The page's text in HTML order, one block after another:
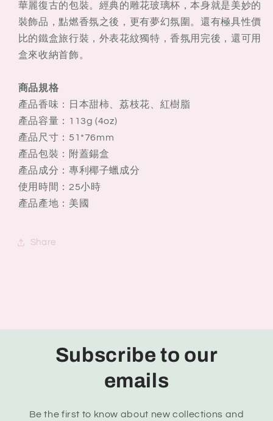
華麗復古的包裝。經典的雕花玻璃杯，本身就是美妙的
裝飾品，點燃香氛之後，更有夢幻氛圍。還有極具性價
比的鐵盒旅行裝，外表花紋獨特，香氛用完後，還可用
盒來收納首飾。
商品規格
產品香味：日本甜柿、荔枝花、紅樹脂
產品容量：113g (4oz)
產品尺寸：51*76mm
產品包裝：附蓋錫盒
產品成分：專利椰子蠟成分
使用時間：25小時
產品產地：美國
Share
Subscribe to our
emails
Be the first to know about new collections and